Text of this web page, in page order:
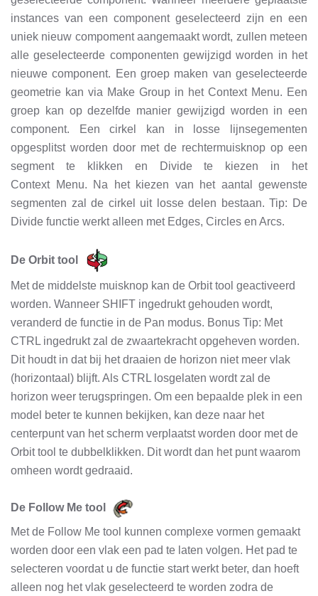
instances van een component geselecteerd zijn en een
uniek nieuw compoment aangemaakt wordt, zullen meteen
alle geselecteerde componenten gewijzigd worden in het
nieuwe component. Een groep maken van geselecteerde
geometrie kan via Make Group in het Context Menu. Een
groep kan op dezelfde manier gewijzigd worden in een
component. Een cirkel kan in losse lijnsegementen
opgesplitst worden door met de rechtermuisknop op een
segment te klikken en Divide te kiezen in het
Context Menu. Na het kiezen van het aantal gewenste
segmenten zal de cirkel uit losse delen bestaan. Tip: De
Divide functie werkt alleen met Edges, Circles en Arcs.
De Orbit tool
Met de middelste muisknop kan de Orbit tool geactiveerd
worden. Wanneer SHIFT ingedrukt gehouden wordt,
veranderd de functie in de Pan modus. Bonus Tip: Met
CTRL ingedrukt zal de zwaartekracht opgeheven worden.
Dit houdt in dat bij het draaien de horizon niet meer vlak
(horizontaal) blijft. Als CTRL losgelaten wordt zal de
horizon weer terugspringen. Om een bepaalde plek in een
model beter te kunnen bekijken, kan deze naar het
centerpunt van het scherm verplaatst worden door met de
Orbit tool te dubbelklikken. Dit wordt dan het punt waarom
omheen wordt gedraaid.
De Follow Me tool
Met de Follow Me tool kunnen complexe vormen gemaakt
worden door een vlak een pad te laten volgen. Het pad te
selecteren voordat u de functie start werkt beter, dan hoeft
alleen nog het vlak geselecteerd te worden zodra de